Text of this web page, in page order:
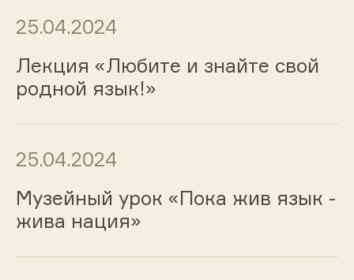
25.04.2024
Лекция «Любите и знайте свой
родной язык!»
25.04.2024
Музейный урок «Пока жив язык -
жива нация»